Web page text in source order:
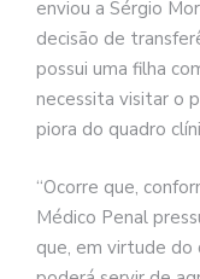
enviou a Sérgio
decisão de
possui uma filha
necessita visitar o
piora do quadro
“Ocorre que,
Médico Penal
que, em virtude do